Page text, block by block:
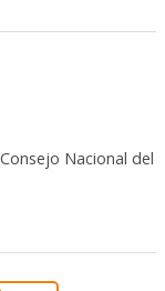
Nacional del